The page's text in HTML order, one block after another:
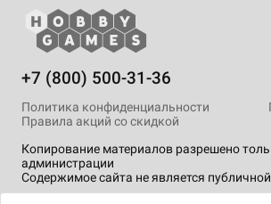
+7 (800) 500-31-36
Копирование материалов разрешено
администрации
Содержимое сайта не является
Политика конфиденциальности
Правила акций со скидкой